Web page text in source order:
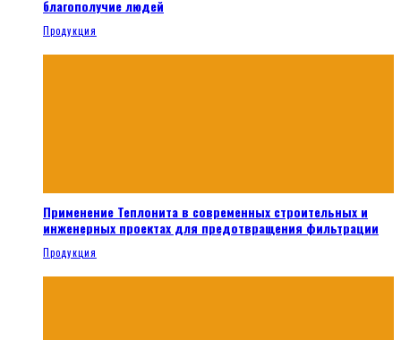
благополучие людей
Продукция
Применение Теплонита в современных строительных и
инженерных проектах для предотвращения фильтрации
Продукция